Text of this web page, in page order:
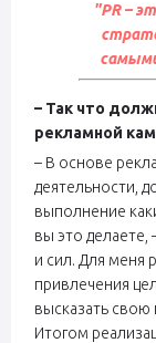
"PR –
– Так что
рекламной
– В основе
деятельности,
выполнение
вы это делаете,
и сил. Для меня
привлечения
высказать
Итогом